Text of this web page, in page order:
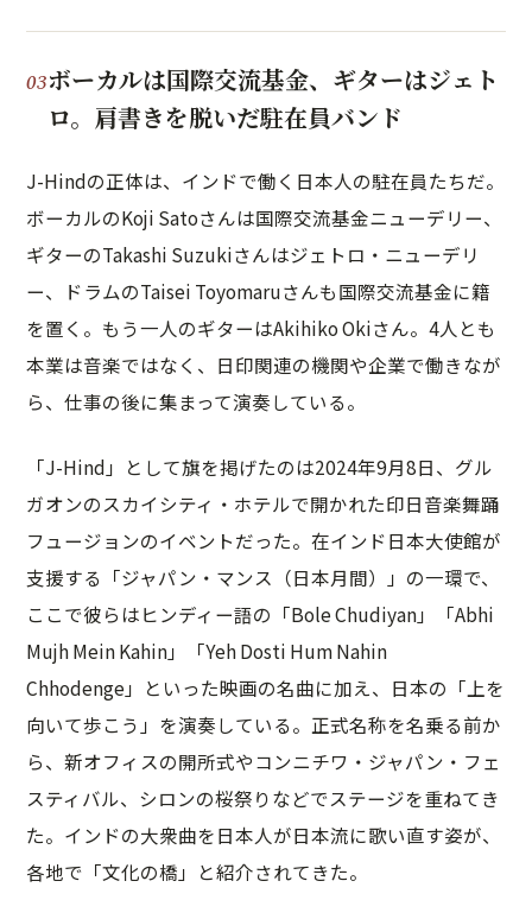
ボーカルは国際交流基金、ギターはジェト
ロ。肩書きを脱いだ駐在員バンド
J-Hindの正体は、インドで働く日本人の駐在員たちだ。
ボーカルのKoji Satoさんは国際交流基金ニューデリー、
ギターのTakashi Suzukiさんはジェトロ・ニューデリ
ー、ドラムのTaisei Toyomaruさんも国際交流基金に籍
を置く。もう一人のギターはAkihiko Okiさん。4人とも
本業は音楽ではなく、日印関連の機関や企業で働きなが
ら、仕事の後に集まって演奏している。
「J-Hind」として旗を掲げたのは2024年9月8日、グル
ガオンのスカイシティ・ホテルで開かれた印日音楽舞踊
フュージョンのイベントだった。在インド日本大使館が
支援する「ジャパン・マンス（日本月間）」の一環で、
ここで彼らはヒンディー語の「Bole Chudiyan」「Abhi
Mujh Mein Kahin」「Yeh Dosti Hum Nahin
Chhodenge」といった映画の名曲に加え、日本の「上を
向いて歩こう」を演奏している。正式名称を名乗る前か
ら、新オフィスの開所式やコンニチワ・ジャパン・フェ
スティバル、シロンの桜祭りなどでステージを重ねてき
た。インドの大衆曲を日本人が日本流に歌い直す姿が、
各地で「文化の橋」と紹介されてきた。